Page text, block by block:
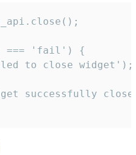
=== 'fail') {
to close widget');
successfully